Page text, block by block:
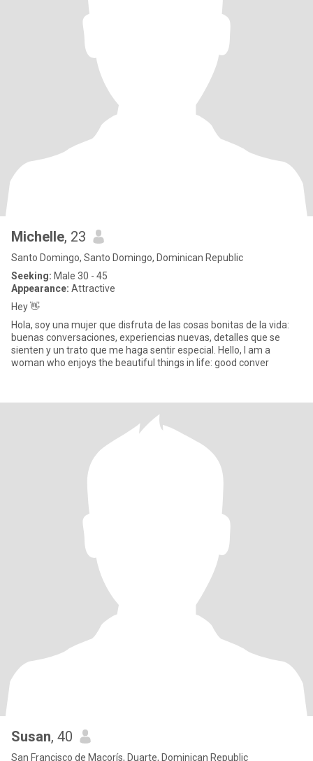
Michelle, 23
Santo Domingo, Santo Domingo, Dominican Republic
Seeking: Male 30 - 45
Appearance: Attractive
Hey 👋
Hola, soy una mujer que disfruta de las cosas bonitas de la vida:
buenas conversaciones, experiencias nuevas, detalles que se
sienten y un trato que me haga sentir especial. Hello, I am a
woman who enjoys the beautiful things in life: good conver
Susan, 40
San Francisco de Macorís, Duarte, Dominican Republic